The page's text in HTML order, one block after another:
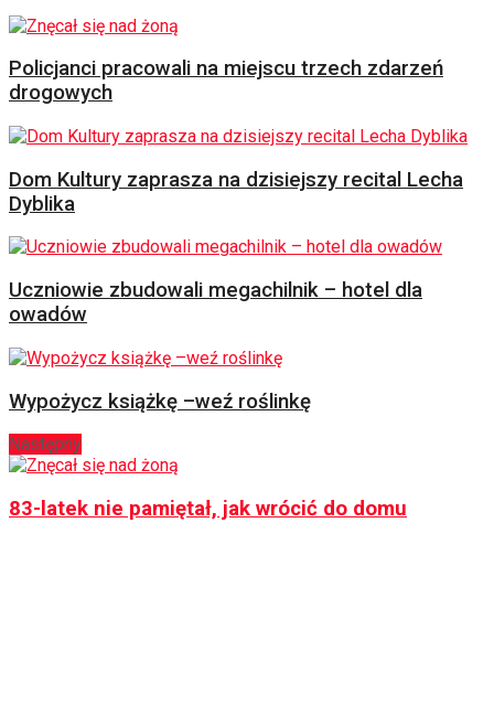
Policjanci pracowali na miejscu trzech zdarzeń
drogowych
Dom Kultury zaprasza na dzisiejszy recital Lecha
Dyblika
Uczniowie zbudowali megachilnik – hotel dla
owadów
Wypożycz książkę –weź roślinkę
Następny
83-latek nie pamiętał, jak wrócić do domu